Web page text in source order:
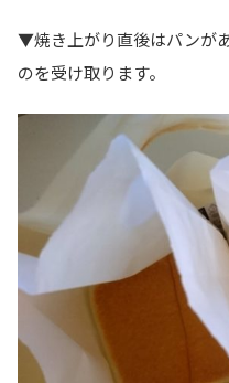
▼焼き上がり直後はパンが
のを受け取ります。